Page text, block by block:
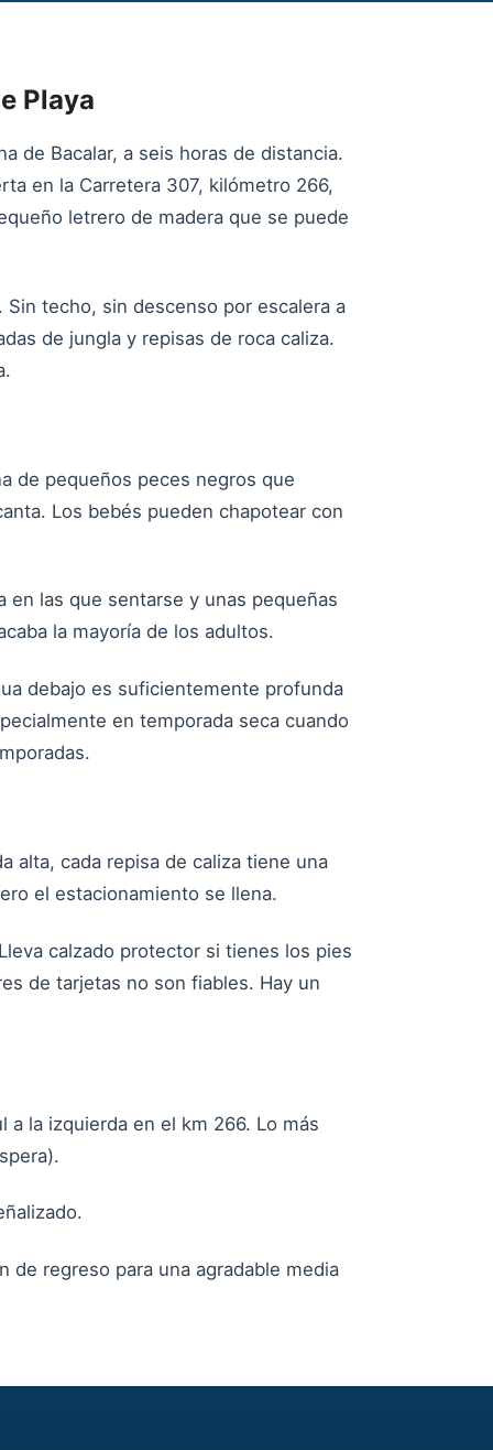
Playa
de Bacalar, a seis horas de distancia.
en la Carretera 307, kilómetro 266,
letrero de madera que se puede
techo, sin descenso por escalera a
de jungla y repisas de roca caliza.
de pequeños peces negros que
Los bebés pueden chapotear con
las que sentarse y unas pequeñas
la mayoría de los adultos.
debajo es suficientemente profunda
en temporada seca cuando
alta, cada repisa de caliza tiene una
el estacionamiento se llena.
calzado protector si tienes los pies
de tarjetas no son fiables. Hay un
la izquierda en el km 266. Lo más
de regreso para una agradable media